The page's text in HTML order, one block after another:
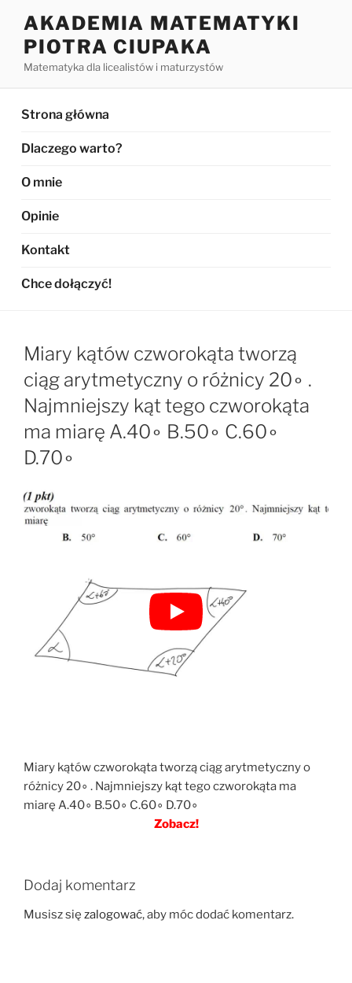
treści
AKADEMIA MATEMATYKI
PIOTRA CIUPAKA
Matematyka dla licealistów i maturzystów
Strona główna
Dlaczego warto?
O mnie
Opinie
Kontakt
Chce dołączyć!
Miary kątów czworokąta tworzą
ciąg arytmetyczny o różnicy 20∘ .
Najmniejszy kąt tego czworokąta
ma miarę A.40∘ B.50∘ C.60∘
D.70∘
Miary kątów czworokąta tworzą ciąg arytmetyczny o
różnicy 20∘ . Najmniejszy kąt tego czworokąta ma
miarę A.40∘ B.50∘ C.60∘ D.70∘
Zobacz!
Dodaj komentarz
Musisz się zalogować, aby móc dodać komentarz.